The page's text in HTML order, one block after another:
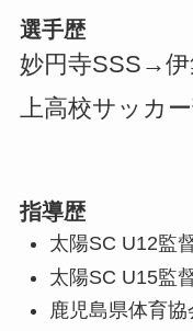
選手歴
妙円寺SSS→
上高校サッカ
指導歴
太陽SC U12監
太陽SC U15監
鹿児島県体育